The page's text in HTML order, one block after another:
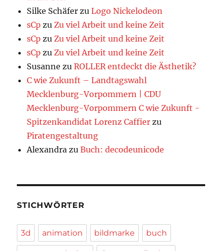
Silke Schäfer zuLogo Nickelodeon
sCp zu Zu viel Arbeit und keine Zeit
sCp zu Zu viel Arbeit und keine Zeit
sCp zu Zu viel Arbeit und keine Zeit
Susanne zuROLLER entdeckt die Ästhetik?
C wie Zukunft – Landtagswahl
Mecklenburg-Vorpommern | CDU
Mecklenburg-Vorpommern C wie Zukunft -
Spitzenkandidat Lorenz Caffier zu
Piratengestaltung
Alexandra zuBuch: decodeunicode
STICHWÖRTER
3d animation bildmarke buch